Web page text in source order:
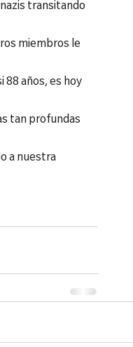
transitando
miembros le
88 años, es hoy
tan profundas
a nuestra